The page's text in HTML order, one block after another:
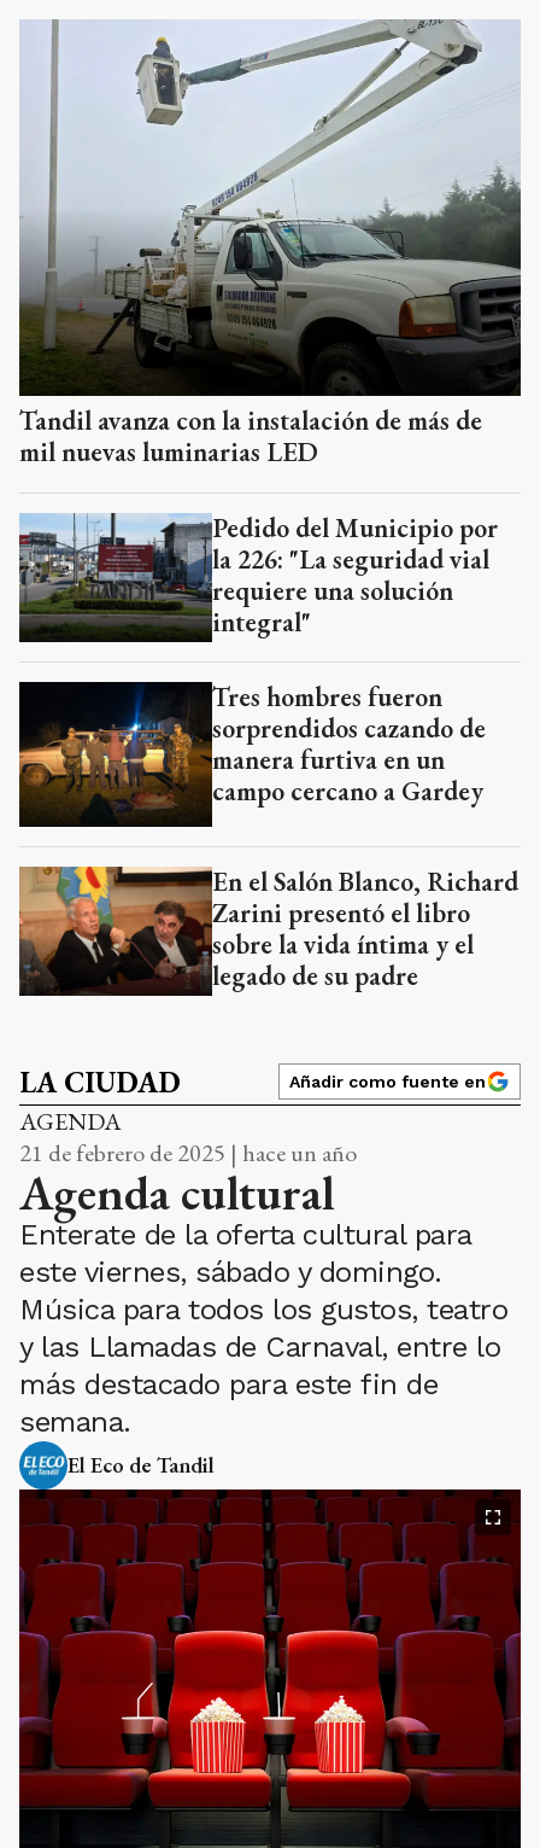
Tandil avanza con la instalación de más de
mil nuevas luminarias LED
Pedido del Municipio por
la 226: "La seguridad vial
requiere una solución
integral"
Tres hombres fueron
sorprendidos cazando de
manera furtiva en un
campo cercano a Gardey
En el Salón Blanco, Richard
Zarini presentó el libro
sobre la vida íntima y el
legado de su padre
LA CIUDAD Añadir como fuente en
AGENDA
21 de febrero de 2025 | hace un año
Agenda cultural
Enterate de la oferta cultural para
este viernes, sábado y domingo.
Música para todos los gustos, teatro
y las Llamadas de Carnaval, entre lo
más destacado para este fin de
semana.
El Eco de Tandil